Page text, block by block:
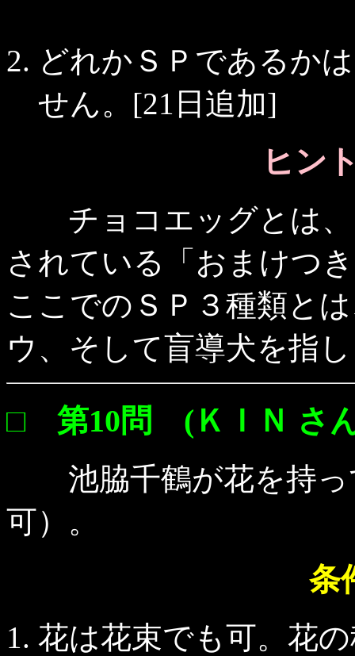
どれかＳＰであるか
せん。[21日追加]
ヒン
チョコエッグとは、
されている「おまけつ
ここでのＳＰ３種類と
ウ、そして盲導犬を指
□ 第10問 (ＫＩＮ さ
池脇千鶴が花を持っ
可）。
条
花は花束でも可。花